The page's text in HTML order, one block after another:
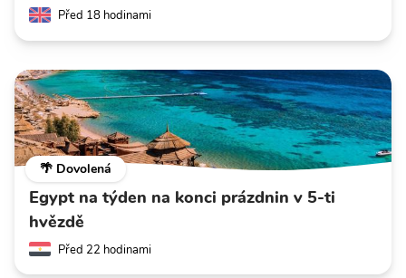
Před 18 hodinami
🌴 Dovolená
Egypt na týden na konci prázdnin v 5-ti
hvězdě
Před 22 hodinami